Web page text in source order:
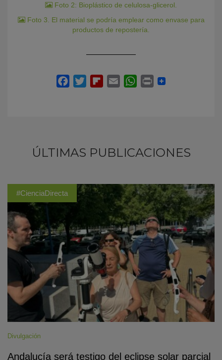
Foto 2: Bioplástico de celulosa-glicerol.
Foto 3. El material se podría emplear como envase para
productos de repostería.
ÚLTIMAS PUBLICACIONES
#CienciaDirecta
Divulgación
Andalucía será testigo del eclipse solar parcial